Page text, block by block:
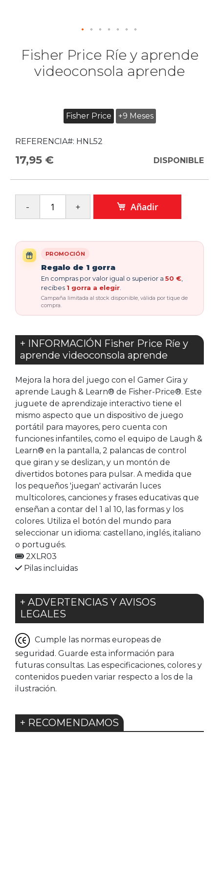
Fisher Price Ríe y aprende
videoconsola aprende
Fisher Price +9 Meses
REFERENCIA#: HNL52
17,95 € DISPONIBLE
Añadir
PROMOCIÓN
Regalo de 1 gorra
En compras por valor igual o superior a 50 €
recibes 1 gorra a elegir
Campaña limitada al stock disponible, válida por tique de
compra.
+ INFORMACIÓN Fisher Price Ríe y
aprende videoconsola aprende
Mejora la hora del juego con el Gamer Gira y
aprende Laugh & Learn® de Fisher-Price®. Este
juguete de aprendizaje interactivo tiene el
mismo aspecto que un dispositivo de juego
portátil para mayores, pero cuenta con
funciones infantiles, como el equipo de Laugh &
Learn® en la pantalla, 2 palancas de control
que giran y se deslizan, y un montón de
divertidos botones para pulsar. A medida que
los pequeños 'juegan' activarán luces
multicolores, canciones y frases educativas que
enseñan a contar del 1 al 10, las formas y los
colores. Utiliza el botón del mundo para
seleccionar un idioma: castellano, inglés, italiano
o portugués.
2XLR03
Pilas incluidas
+ ADVERTENCIAS Y AVISOS
LEGALES
Cumple las normas europeas de
seguridad. Guarde esta información para
futuras consultas. Las especificaciones, colores y
contenidos pueden variar respecto a los de la
ilustración.
+ RECOMENDAMOS